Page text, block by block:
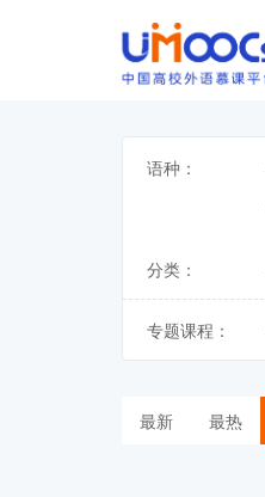
语种：
分类：
专题课程：
最新 最热